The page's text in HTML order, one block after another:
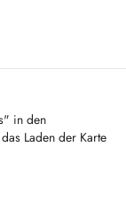
in den
Laden der Karte